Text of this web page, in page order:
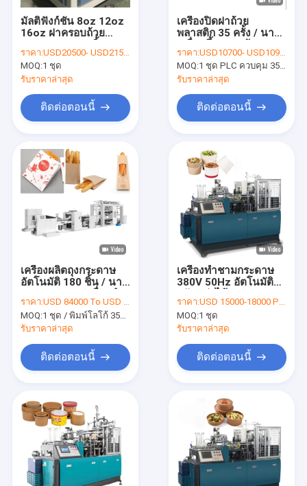
มัลติฟังก์ชั่น 8oz 12oz
16oz ฝาครอบถ้วย
นาที
ราคา:USD20500- USD21500 / set
MOQ:1 ชุด
รับราคาล่าสุด
ติดต่อตอนนี้
เครื่องปิดฝาถ้วย
พลาสติก 35 ครั้ง / นาที
อัตโนมัติ 12KW
ราคา:USD10700- USD10900 / set
MOQ:1 ชุด PLC ควบคุม 35 ครั้ง / นาทีเครื่องขึ้นรูปฝาถ้วย PET อัตโนมัติ
รับราคาล่าสุด
ติดต่อตอนนี้
เครื่องผลิตถุงกระดาษ
อัตโนมัติ 180 ชิ้น / นาที
ถุงกระดาษ
ราคา:USD 84000 To USD 100000 Per Set
MOQ:1 ชุด / พิมพ์โลโก้ 350J 180 ชิ้น / นาทีเครื่องผลิตถุงกระดาษอัตโนมัติ
รับราคาล่าสุด
ติดต่อตอนนี้
เครื่องทำชามกระดาษ
380V 50Hz อัตโนมัติ
ราคา:USD 15000-18000 PER SET
MOQ:1 ชุด
รับราคาล่าสุด
ติดต่อตอนนี้